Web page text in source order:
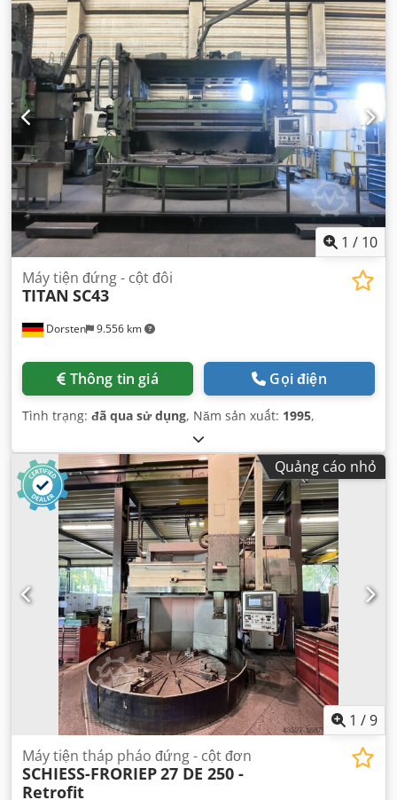
1 / 10
Dorsten 9.556 km
Máy tiện đứng - cột đôi
TITAN SC43
Thông tin giá Gọi điện
Tình trạng: đã qua sử dụng, Năm sản xuất: 1995,
Quảng cáo nhỏ
1 /9
Máy tiện tháp pháo đứng - cột đơn
SCHIESS-FRORIEP27 DE 250 -
Retrofit